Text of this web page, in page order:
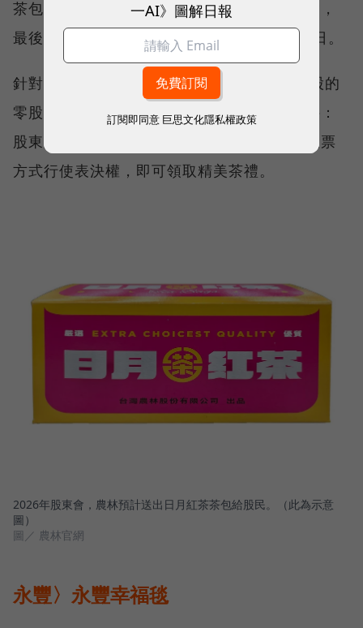
茶包」一盒，並預定於 6 月 11 日召開股東會，
最後過戶日為4月13日，最後買進日為4月10日。
針對發放門檻，農林表示，持股未滿 1,000 股的
零股股東仍保有領取權利，但須滿足特定條件：
股東必須親自出席股東常會，或是透過電子投票
方式行使表決權，即可領取精美茶禮。
2026年股東會，農林預計送出日月紅茶茶包給股民。（此為示意
圖）
圖／ 農林官網
永豐〉永豐幸福毯
一AI》圖解日報
訂閱即同意 巨思文化隱私權政策